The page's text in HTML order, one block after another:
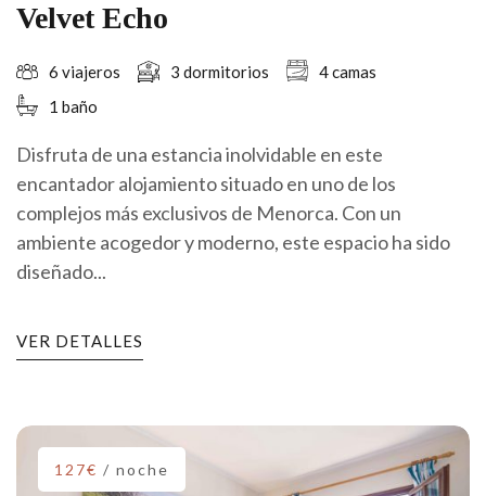
Velvet Echo
6 viajeros 3 dormitorios
4 camas
1 baño
Disfruta de una estancia inolvidable en este
encantador alojamiento situado en uno de los
complejos más exclusivos de Menorca. Con un
ambiente acogedor y moderno, este espacio ha sido
diseñado...
VER DETALLES
127€ / noche